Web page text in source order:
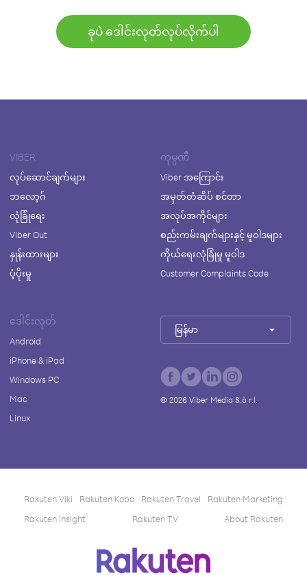
ခုပဲ ဒေါင်းလုတ်လုပ်လိုက်ပါ
VIBER
လုပ်ဆောင်ချက်များ
ဘလော့ဂ်
လုံခြုံရေး
Viber Out
နှုန်းထားများ
ပံ့ပိုးမှု
ကုမ္ပဏီ
Viber အကြောင်း
အမှတ်တံဆိပ် စင်တာ
အလုပ်အကိုင်များ
စည်းကမ်းချက်များနှင့် မူဝါဒများ
ကိုယ်ရေးလုံခြုံမှု မူဝါဒ
Customer Complaints Code
ဒေါင်းလုတ်
Android
iPhone & iPad
Windows PC
Mac
Linux
မြန်မာ
© 2026Viber Media S.à r.l.
Rakuten Viki Rakuten Kobo Rakuten Travel
Rakuten Marketing
Rakuten Insight
Rakuten TV About Rakuten